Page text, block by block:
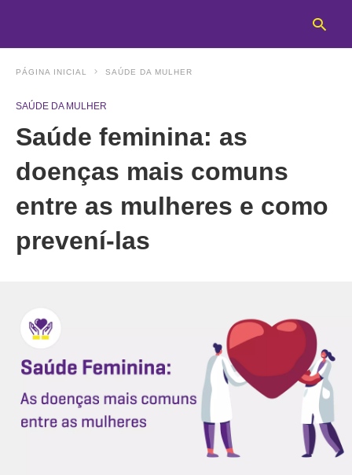
PÁGINA INICIAL SAÚDE DA MULHER
SAÚDE DA MULHER
Saúde feminina: as
doenças mais comuns
entre as mulheres e como
prevení-las